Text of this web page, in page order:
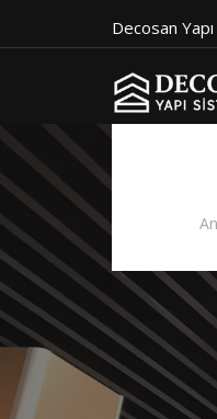
Decosan